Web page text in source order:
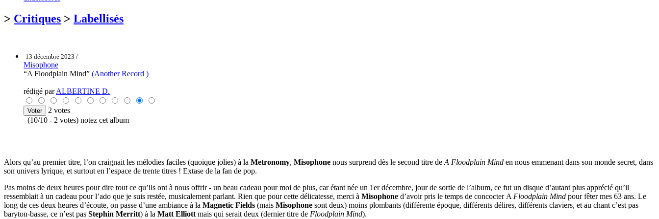
> Critiques > Labellisés
13 décembre 2023 /
Misophone
“A Floodplain Mind” (Another Record )
rédigé parALBERTINE D.
2 votes
(10/10 - 2 votes) notez cet album
Alors qu’au premier titre, l’on craignait les mélodies faciles (quoique jolies) à la Metronomy, Misophone nous surprend dès le second titre de A Floodplain Mind en nous emmenant dans son monde secret, dans
son univers lyrique, et surtout en l’espace de trente titres ! Extase de la fan de pop.
Pas moins de deux heures pour dire tout ce qu’ils ont à nous offrir - un beau cadeau pour moi de plus, car étant née un 1er décembre, jour de sortie de l’album, ce fut un disque d’autant plus apprécié qu’il
ressemblait à un cadeau pour l’ado que je suis restée, musicalement parlant. Rien que pour cette délicatesse, merci à Misophone d’avoir pris le temps de concocter A Floodplain Mind pour fêter mes 63 ans. Le
long de ces deux heures d’écoute, on passe d’une ambiance à la Magnetic Fields (mais Misophone sont deux) moins plombants (différente époque, différents délires, différents claviers, et au chant c’est pas
baryton-basse, ce n’est pas Stephin Merritt) à la Matt Elliott mais qui serait deux (dernier titre de Floodplain Mind).